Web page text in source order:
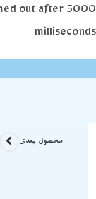
out after 5000
milliseconds
محصول بعدی